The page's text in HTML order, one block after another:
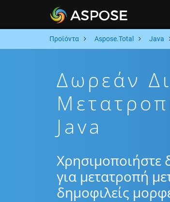
Προϊόντα Aspose.Total Java
Δωρεάν
Java
Χρησιμοποιήστε
για μετατροπή
δημοφιλείς